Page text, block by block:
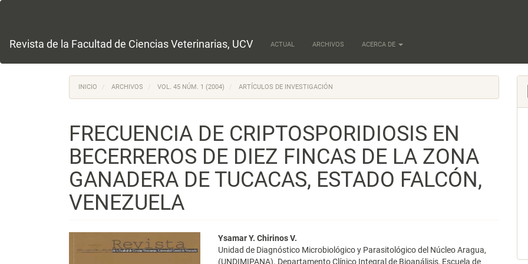
principal
lateral
Revista de la Facultad de Ciencias Veterinarias, UCV ACTUAL ARCHIVOS ACERCA DE
INICIO ARCHIVOS VOL. 45 NÚM. 1 (2004) ARTÍCULOS DE INVESTIGACIÓN
FRECUENCIA DE CRIPTOSPORIDIOSIS EN
BECERREROS DE DIEZ FINCAS DE LA ZONA
GANADERA DE TUCACAS, ESTADO FALCÓN,
VENEZUELA
Barra
Contenido
Ysamar Y. Chirinos V.
Unidad de Diagnóstico Microbiológico y Parasitológico del Núcleo Aragua,
(UNDIMIPANA). Departamento Clínico Integral de Bioanálisis, Escuela de